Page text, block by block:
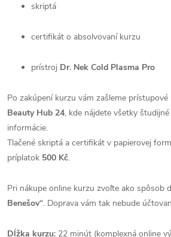
skriptá
certifikát o absolvovaní kurzu
prístroj Dr. Nek Cold Plasma Pro
Po zakúpení kurzu vám zašleme prístupové
Beauty Hub 24, kde nájdete všetky
informácie.
Tlačené skriptá a certifikát v papierovej
príplatok 500 Kč.
Pri nákupe online kurzu zvoľte ako spôsob
Benešov“. Doprava vám tak nebude
Dĺžka kurzu: 22 minút (komplexná online